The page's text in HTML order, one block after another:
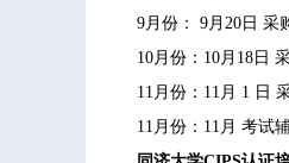
9月份： 9月20日 采
10月份：10月18日
11月份：11月 1 日
11月份：11月 考试